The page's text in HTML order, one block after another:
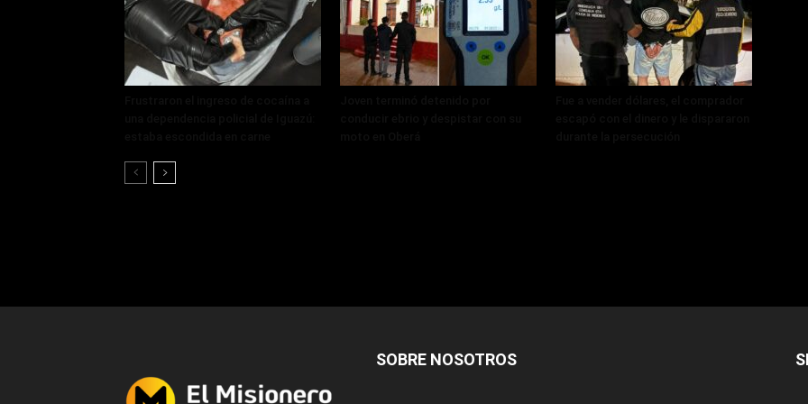
SOBRE NOSOTROS